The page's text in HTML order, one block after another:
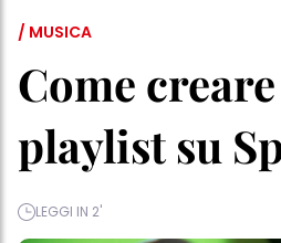
/ MUSICA
Come
playlist su
LEGGI IN 2'